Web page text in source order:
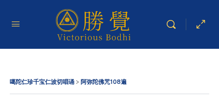
噶陀仁珍千宝仁波切唱诵 阿弥陀佛咒108遍